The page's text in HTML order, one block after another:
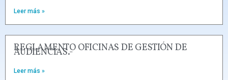
Leer más »
REGLAMENTO OFICINAS DE GESTIÓN DE
AUDIENCIAS.-
Leer más »